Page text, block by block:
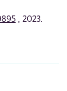
, 2023.